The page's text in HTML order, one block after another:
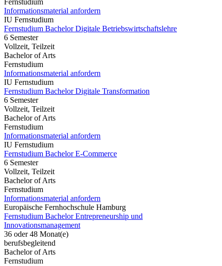
Fernstudium
Informationsmaterial anfordern
IU Fernstudium
Fernstudium Bachelor Digitale Betriebswirtschaftslehre
6 Semester
Vollzeit, Teilzeit
Bachelor of Arts
Fernstudium
Informationsmaterial anfordern
IU Fernstudium
Fernstudium Bachelor Digitale Transformation
6 Semester
Vollzeit, Teilzeit
Bachelor of Arts
Fernstudium
Informationsmaterial anfordern
IU Fernstudium
Fernstudium Bachelor E-Commerce
6 Semester
Vollzeit, Teilzeit
Bachelor of Arts
Fernstudium
Informationsmaterial anfordern
Europäische Fernhochschule Hamburg
Fernstudium Bachelor Entrepreneurship und
Innovationsmanagement
36 oder 48 Monat(e)
berufsbegleitend
Bachelor of Arts
Fernstudium